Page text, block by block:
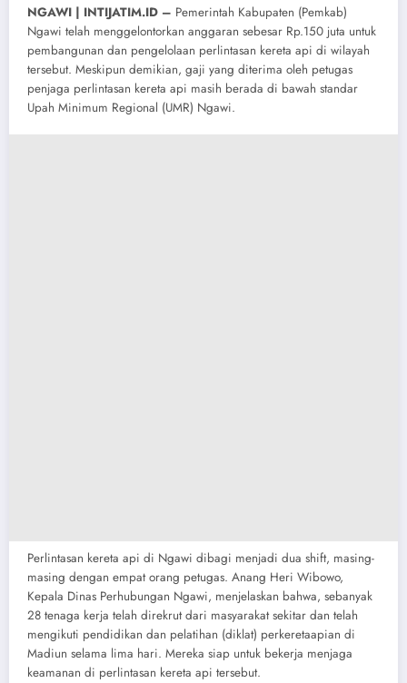
NGAWI | INTIJATIM.ID – Pemerintah Kabupaten (Pemkab)
Ngawi telah menggelontorkan anggaran sebesar Rp.150 juta untuk
pembangunan dan pengelolaan perlintasan kereta api di wilayah
tersebut. Meskipun demikian, gaji yang diterima oleh petugas
penjaga perlintasan kereta api masih berada di bawah standar
Upah Minimum Regional (UMR) Ngawi.
Perlintasan kereta api di Ngawi dibagi menjadi dua shift, masing-
masing dengan empat orang petugas. Anang Heri Wibowo,
Kepala Dinas Perhubungan Ngawi, menjelaskan bahwa, sebanyak
28 tenaga kerja telah direkrut dari masyarakat sekitar dan telah
mengikuti pendidikan dan pelatihan (diklat) perkeretaapian di
Madiun selama lima hari. Mereka siap untuk bekerja menjaga
keamanan di perlintasan kereta api tersebut.